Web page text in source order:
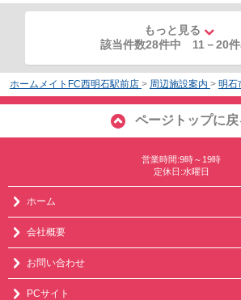
もっと見る
該当件数28件中 11 －20
ホームメイトFC西明石駅前店 > 周辺施設案内 > 明石
ページトップに戻
営業時間:9時～19時
定休日:水曜日
ホーム
会社概要
お問い合わせ
PCサイト